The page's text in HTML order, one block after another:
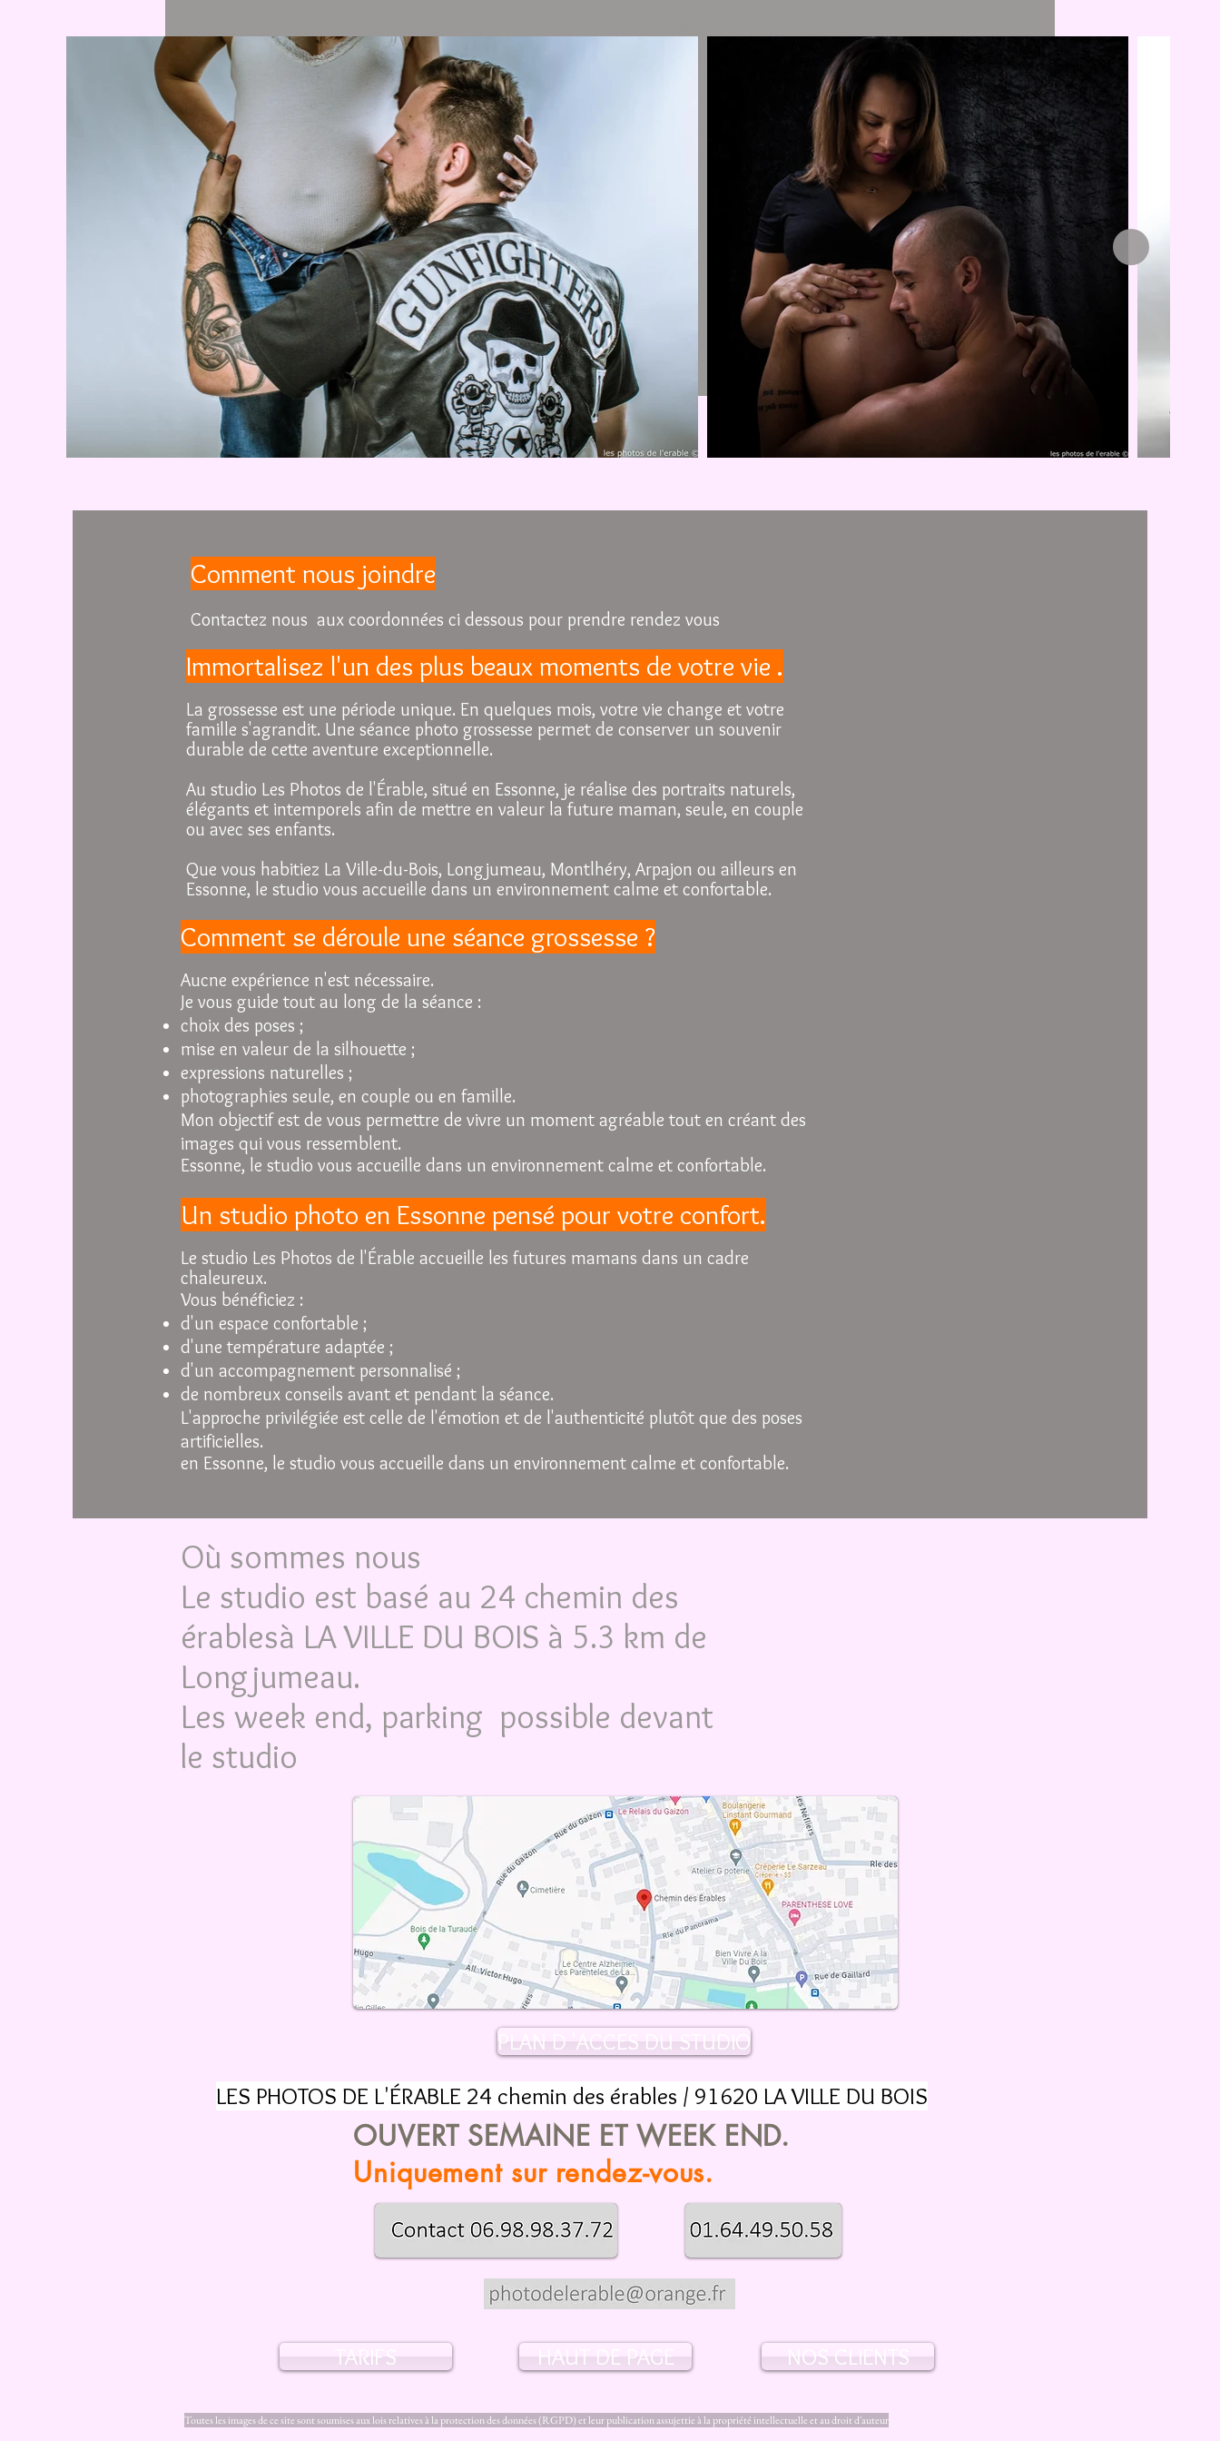
vous proposez sur votre site. Vos visiteurs veulent en savoir plus sur vous, n'hésitez pas à partager avec vos visiteurs
des anecdotes et rendre ce texte plus amical.
Chaque site a une histoire et vos visiteurs veulent entendre la vôtre. Utilisez cet espace pour ajouter des infos et des
détails personnels que vous souhaitez partager avec vos abonnés. Suscitez l'intérêt de vos visiteurs avec des anecdotes
et de courtes histoires. ​
Double-cliquez sur la zone de texte pour personnaliser le contenu et ajoutez des détails pour vos visiteurs. Si vous êtes
une entreprise, vous pouvez partager votre parcours professionnel et votre histoire. Expliquez vos valeurs, votre
engagement envers les clients et ce qui vous rend unique. Ajoutez une photo, une galerie ou une vidéo pour susciter
l'intérêt de vos visiteurs.
Comment nous joindre
Contactez nous aux coordonnées ci dessous pour prendre rendez vous
Immortalisez l'un des plus beaux moments de votre vie .
La grossesse est une période unique. En quelques mois, votre vie change et votre
famille s'agrandit. Une séance photo grossesse permet de conserver un souvenir
durable de cette aventure exceptionnelle.
Au studio Les Photos de l'Érable, situé en Essonne, je réalise des portraits naturels,
élégants et intemporels afin de mettre en valeur la future maman, seule, en couple
ou avec ses enfants.
Que vous habitiez La Ville-du-Bois, Longjumeau, Montlhéry, Arpajon ou ailleurs en
Essonne, le studio vous accueille dans un environnement calme et confortable.
Comment se déroule une séance grossesse ?
Aucne expérience n'est nécessaire.
Je vous guide tout au long de la séance :
choix des poses ;
mise en valeur de la silhouette ;
expressions naturelles ;
photographies seule, en couple ou en famille.
Mon objectif est de vous permettre de vivre un moment agréable tout en créant des
images qui vous ressemblent.
Essonne, le studio vous accueille dans un environnement calme et confortable.
Un studio photo en Essonne pensé pour votre confort.
Le studio Les Photos de l'Érable accueille les futures mamans dans un cadre
chaleureux.
Vous bénéficiez :
d'un espace confortable ;
d'une température adaptée ;
d'un accompagnement personnalisé ;
de nombreux conseils avant et pendant la séance.
L'approche privilégiée est celle de l'émotion et de l'authenticité plutôt que des poses
artificielles.
en Essonne, le studio vous accueille dans un environnement calme et confortable.
Où sommes nous
Le studio est basé au 24 chemin des
érablesà LA VILLE DU BOIS à 5.3 km de
Longjumeau.
Les week end, parking possible devant
le studio
PLAN D 'ACCES DU STUDIO
LES PHOTOS DE L'ÉRABLE 24 chemin des érables / 91620 LA VILLE DU BOIS
OUVERT SEMAINE ET WEEK END.
Uniquement sur rendez-vous.
TARIFS HAUT DE PAGE NOS CLIENTS
Toutes les images de ce site sont soumises aux lois relatives à la protection des données (RGPD) et leur publication assujettie à la propriété intellectuelle et au droit d'auteur